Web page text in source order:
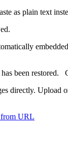
as plain text
been restored.
directly. Upload
from URL